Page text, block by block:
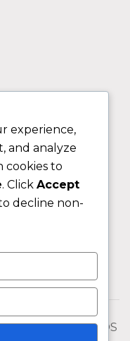
RESERVADOS
experience,
and analyze
cookies to
. Click Accept
decline non-